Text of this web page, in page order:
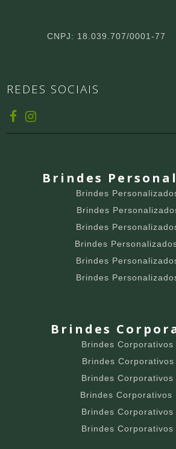
CNPJ: 18.039.707/0001-77
REDES SOCIAIS
Brindes
Brindes
Brindes
Brindes
Brindes
Brindes
Brindes
Brindes
Brindes Corporativos
Brindes Corporativos
Brindes Corporativos
Brindes Corporativos
Brindes Corporativos
Brindes Corporativos